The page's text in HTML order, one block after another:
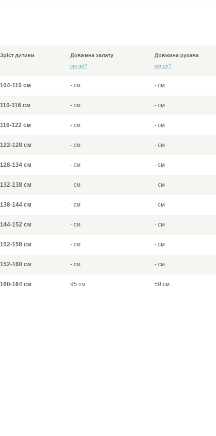
Зріст дитини Довжина халату
що це?
Довжина рукава
що це?
104-110 см - см - см
110-116 см - см - см
116-122 см - см - см
122-128 см - см - см
128-134 см - см - см
132-138 см - см - см
138-144 см - см - см
144-152 см - см - см
152-158 см - см - см
152-160 см - см - см
160-164 см 95 см 59 см